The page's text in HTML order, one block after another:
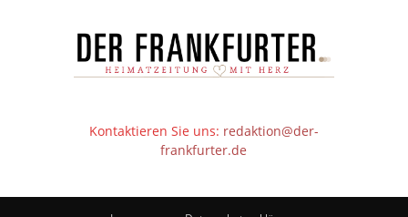
Kontaktieren Sie uns: redaktion@der-
frankfurter.de